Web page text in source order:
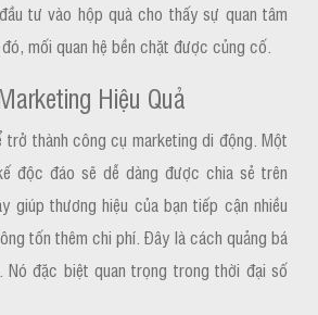
tư vào hộp quà cho thấy sự quan tâm
mối quan hệ bền chặt được củng cố.
Hiệu Quả
thành công cụ marketing di động. Một
độc đáo sẽ dễ dàng được chia sẻ trên
giúp thương hiệu của bạn tiếp cận nhiều
tốn thêm chi phí. Đây là cách quảng bá
Nó đặc biệt quan trọng trong thời đại số